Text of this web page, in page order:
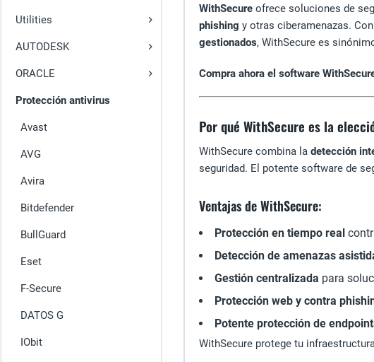
Utilities
AUTODESK
ORACLE
Protección antivirus
Avast
AVG
Avira
Bitdefender
BullGuard
Eset
F-Secure
DATOS G
IObit
WithSecure ofrece soluciones de
phishing y otras ciberamenazas.
gestionados, WithSecure es
Compra ahora el software
Por qué WithSecure es la
WithSecure combina la detección
seguridad. El potente software de
Ventajas de WithSecure:
Protección en tiempo real
Detección de amenazas
Gestión centralizada para
Protección web y contra
Potente protección de
WithSecure protege tu